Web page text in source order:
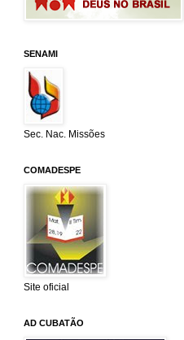
SENAMI
Sec. Nac. Missões
COMADESPE
Site oficial
AD CUBATÃO